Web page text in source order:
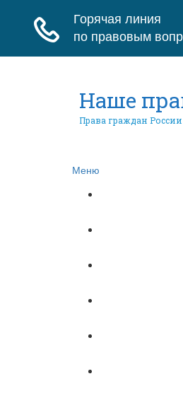
Наше
Права граждан России
Меню